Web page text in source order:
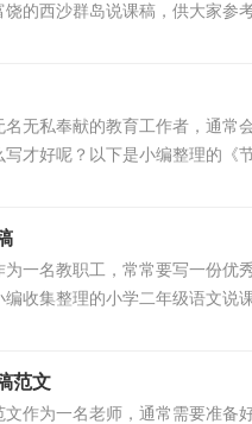
的西沙群岛说课稿，供大家参
名无私奉献的教育工作者，通
才好呢？以下是小编整理的《
一名教职工，常常要写一份优
收集整理的小学二年级语文说
范文
文作为一名老师，通常需要准